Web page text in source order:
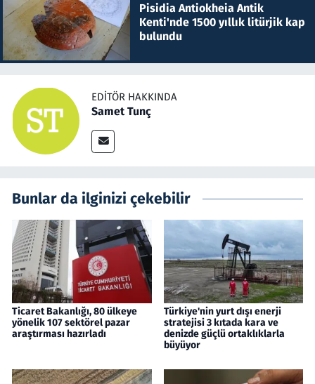
Pisidia Antiokheia Antik
Kenti'nde 1500 yıllık litürjik kap
bulundu
EDITÖR HAKKINDA
Samet Tunç
Bunlar da ilginizi çekebilir
Ticaret Bakanlığı, 80 ülkeye
yönelik 107 sektörel pazar
araştırması hazırladı
Türkiye'nin yurt dışı enerji
stratejisi 3 kıtada kara ve
denizde güçlü ortaklıklarla
büyüyor